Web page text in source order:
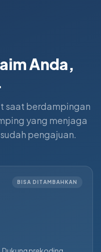
Anda,
saat berdampingan
yang menjaga
pengajuan.
BISA DITAMBAHKAN